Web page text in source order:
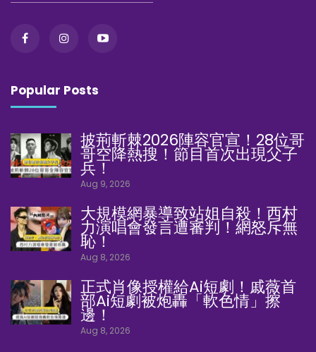
Popular Posts
披荊斬棘2026陣容官宣！28位哥
哥空降熱搜！節目首次出現父子
兵！
Aug 9, 2026
大規模網暴導致站姐自殺！西村
力演唱會發言遭審判！網怒斥無
恥！
Aug 8, 2026
正式肖像授權給Ai短劇！戚薇首
部Ai短劇被炮轟「軟色情」擦
邊！
Aug 8, 2026